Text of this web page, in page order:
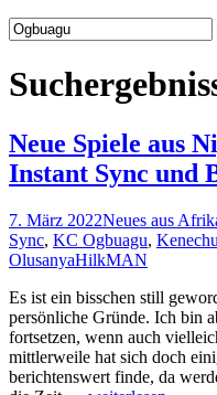
Suchen
nach:
Neue Spiele aus
Instant Sync und
7. März 2022Neues aus
Sync, KC Ogbuagu,
OlusanyaHilkMAN
Es ist ein bisschen still
persönliche Gründe. Ich bin
fortsetzen, wenn auch
mittlerweile hat sich doch
berichtenswert finde, da